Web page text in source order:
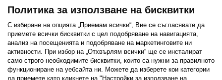
Последвайте ни:
FacebookTwitterYoutubePinterestInstagram
Политика за използване на бисквитки
С избиране на опцията „Приемам всички“, Вие се съгласявате да
приемете всички бисквитки с цел подобряване на навигацията,
анализ на посещенията и подобряване на маркетинговите ни
активности. При избор на „Отхвърлям всички“ ще се инсталират
само строго необходимитe бисквитки, които са нужни за правилното
функциониране на уебсайта ни. Можете да изберете кои категории
да приемете като кликнете на "Настройки за използване на